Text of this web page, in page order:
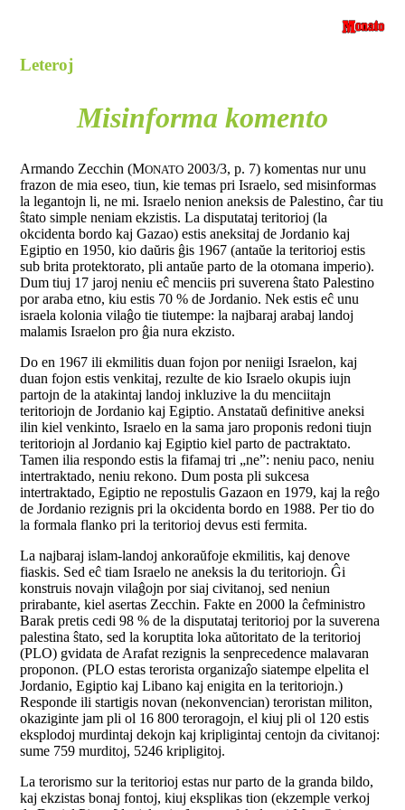
Leteroj
Misinforma komento
Armando Zecchin (MONATO 2003/3, p. 7) komentas nur unu
frazon de mia eseo, tiun, kie temas pri Israelo, sed misinformas
la legantojn li, ne mi. Israelo nenion aneksis de Palestino, ĉar tiu
ŝtato simple neniam ekzistis. La disputataj teritorioj (la
okcidenta bordo kaj Gazao) estis aneksitaj de Jordanio kaj
Egiptio en 1950, kio daŭris ĝis 1967 (antaŭe la teritorioj estis
sub brita protektorato, pli antaŭe parto de la otomana imperio).
Dum tiuj 17 jaroj neniu eĉ menciis pri suverena ŝtato Palestino
por araba etno, kiu estis 70 % de Jordanio. Nek estis eĉ unu
israela kolonia vilaĝo tie tiutempe: la najbaraj arabaj landoj
malamis Israelon pro ĝia nura ekzisto.
Do en 1967 ili ekmilitis duan fojon por neniigi Israelon, kaj
duan fojon estis venkitaj, rezulte de kio Israelo okupis iujn
partojn de la atakintaj landoj inkluzive la du menciitajn
teritoriojn de Jordanio kaj Egiptio. Anstataŭ definitive aneksi
ilin kiel venkinto, Israelo en la sama jaro proponis redoni tiujn
teritoriojn al Jordanio kaj Egiptio kiel parto de pactraktato.
Tamen ilia respondo estis la fifamaj tri „ne”: neniu paco, neniu
intertraktado, neniu rekono. Dum posta pli sukcesa
intertraktado, Egiptio ne repostulis Gazaon en 1979, kaj la reĝo
de Jordanio rezignis pri la okcidenta bordo en 1988. Per tio do
la formala flanko pri la teritorioj devus esti fermita.
La najbaraj islam-landoj ankoraŭfoje ekmilitis, kaj denove
fiaskis. Sed eĉ tiam Israelo ne aneksis la du teritoriojn. Ĝi
konstruis novajn vilaĝojn por siaj civitanoj, sed neniun
prirabante, kiel asertas Zecchin. Fakte en 2000 la ĉefministro
Barak pretis cedi 98 % de la disputataj teritorioj por la suverena
palestina ŝtato, sed la koruptita loka aŭtoritato de la teritorioj
(PLO) gvidata de Arafat rezignis la senprecedence malavaran
proponon. (PLO estas terorista organizaĵo siatempe elpelita el
Jordanio, Egiptio kaj Libano kaj enigita en la teritoriojn.)
Responde ili startigis novan (nekonvencian) teroristan militon,
okaziginte jam pli ol 16 800 teroragojn, el kiuj pli ol 120 estis
eksplodoj murdintaj dekojn kaj kripligintaj centojn da civitanoj:
sume 759 murditoj, 5246 kripligitoj.
La terorismo sur la teritorioj estas nur parto de la granda bildo,
kaj ekzistas bonaj fontoj, kiuj eksplikas tion (ekzemple verkoj